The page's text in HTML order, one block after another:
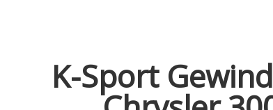
K-Sport